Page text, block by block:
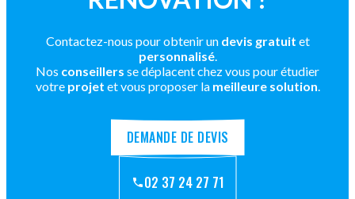
Contactez-nous pour obtenir un devis gratuit et
personnalisé.
Nos conseillers se déplacent chez vous pour étudier
votre projet et vous proposer la meilleure solution.
DEMANDE DE DEVIS
02 37 24 27 71